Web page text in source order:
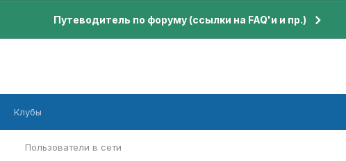
Путеводитель по форуму (ссылки на FAQ'и и пр.)
Пользователи в сети
Клубы